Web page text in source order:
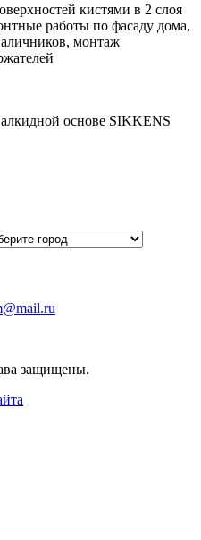
кистями в 2 слоя
работы по фасаду дома,
монтаж
основе SIKKENS
защищены.